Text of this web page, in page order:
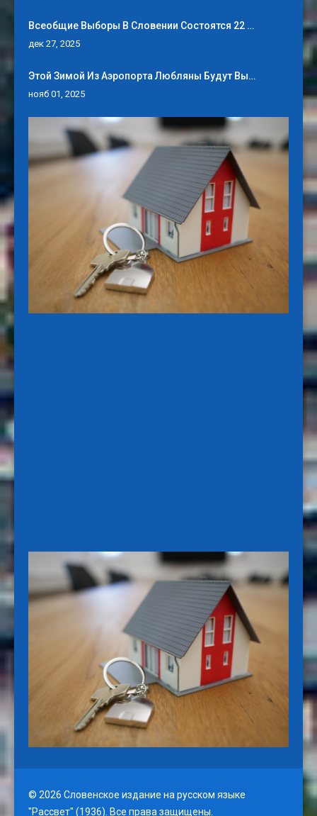
Всеобщие Выборы В Словении Состоятся 22 …
дек 27, 2025
Этой Зимой Из Аэропорта Любляны Будут Вы…
нояб 01, 2025
© 2026 Словенское издание на русском языке
"Рассвет" (1936). Все права защищены.